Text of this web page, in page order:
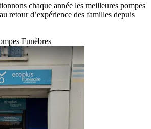
chaque année les meilleures pompes
retour d’expérience des familles depuis
Funèbres